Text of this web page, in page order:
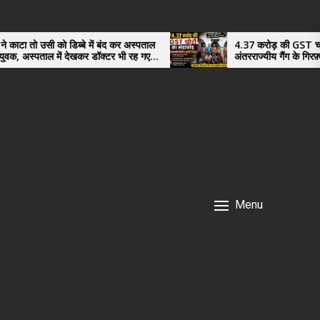
डिब्बे में बंद कर अस्पताल
डॉक्टर भी रह गए
4.37 करोड़ की GST चोरी का भंडाफोड़,
अंतरराज्यीय गैंग के गिरफ़्तार तीनो आरोपी
नगर के, साइबर ठगी छोड़ अपनाया नया तरी
Menu